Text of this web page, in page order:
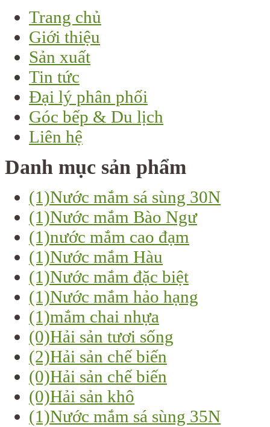
Trang chủ
Giới thiệu
Sản xuất
Tin tức
Đại lý phân phối
Góc bếp & Du lịch
Liên hệ
Danh mục sản phẩm
(1)Nước mắm sá sùng 30N
(1)Nước mắm Bào Ngư
(1)nước mắm cao đạm
(1)Nước mắm Hàu
(1)Nước mắm đặc biệt
(1)Nước mắm hảo hạng
(1)mắm chai nhựa
(0)Hải sản tươi sống
(2)Hải sản chế biến
(0)Hải sản chế biến
(0)Hải sản khô
(1)Nước mắm sá sùng 35N